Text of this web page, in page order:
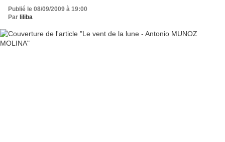
Publié le 08/09/2009 à 19:00
Par liliba